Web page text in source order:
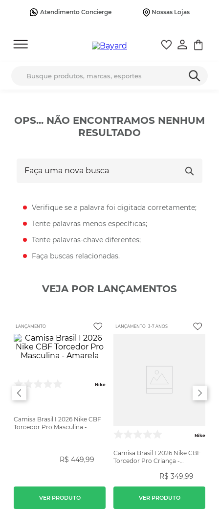
Atendimento Concierge Nossas Lojas
OPS... NÃO ENCONTRAMOS NENHUM
RESULTADO
Verifique se a palavra foi digitada corretamente;
Tente palavras menos específicas;
Tente palavras-chave diferentes;
Faça buscas relacionadas.
VEJA POR LANÇAMENTOS
LANÇAMENTO
Nike
Camisa Brasil I 2026 Nike CBF
Torcedor Pro Masculina -
R$ 449,99
VER PRODUTO
LANÇAMENTO 3-7 ANOS
Nike
Camisa Brasil I 2026 Nike CBF
Torcedor Pro Criança -
R$ 349,99
VER PRODUTO